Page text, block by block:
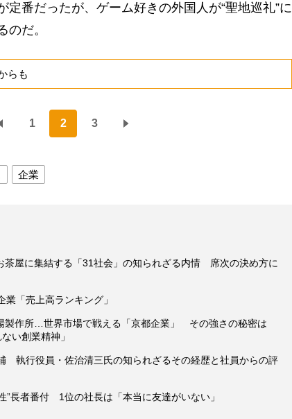
番だったが、ゲーム好きの外国人が“聖地巡礼”に
のだ。
らも
1 2 3
企業
茶屋に集結する「31社会」の知られざる内情 席次の決め方に
業「売上高ランキング」
製作所…世界市場で戦える「京都企業」 その強さの秘密は
い創業精神」
執行役員・佐治清三氏の知られざるその経歴と社員からの評
”長者番付 1位の社長は「本当に友達がいない」